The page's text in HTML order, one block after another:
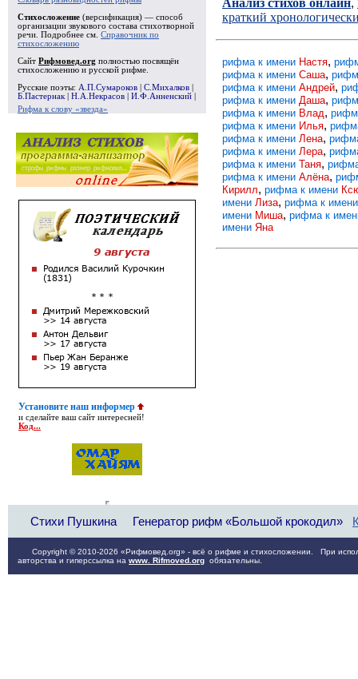
Стихосложение (версификация) — способ
организации звукового состава стихотворной
речи. Подробнее см. Справочник по
стихосложению
Сайт Рифмовед.org полностью посвящён
стихосложению и русской рифме.
Русские поэты: А.П.Сумароков С.Михалков
Б.Пастернак
Н.А.Некрасов И.Ф.Анненский
Рифма к слову «звезда»
Установите наш информер
и сделайте ваш сайт интересней!
Код...
,
краткий
рифма к имени Настя,
рифма к имени Саша,
рифма к имени Андрей,
рифма к имени Даша,
рифма к имени Влад,
рифма к имени Илья,
рифма к имени Лена,
рифма к имени Лера,
рифма к имени Таня,
рифма к имени Алёна,
Кирилл, рифма к имени
имени Лиза, рифма к
имени Миша, рифма к
имени Яна
Стихи Пушкина Генератор рифм «Большой крокодил»
Copyright © 2010-2026 «Рифмовед.org» - всё о рифме и стихосложении. При
авторства и гиперссылка на www. Rifmoved.org обязательны.